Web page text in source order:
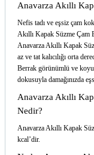
Anavarza Akıllı
Nefis tadı ve eşsiz çam
Akıllı Kapak Süzme Çam
Anavarza Akıllı Kapak
az ve tat kalıcılığı orta
Berrak görünümlü ve koyu
dokusuyla damağınızda
Anavarza Akıllı
Nedir?
Anavarza Akıllı Kapak
kcal’dir.